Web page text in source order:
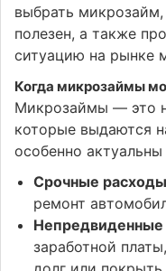
выбрать
полезен, а также
ситуацию на рынке
Когда микрозаймы
Микрозаймы — это
которые выдаются
особенно
Срочные
ремонт
Непредвиденные
заработной